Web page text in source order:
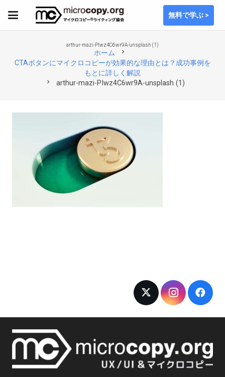
無料で学ぶ >
arthur-mazi-PIwz4C6wr9A-unsplash (1)
ホーム chevron_right
CTAボタンにマイクロコピーが効果的な理由とは？成功事例を
もとに詳しく解説
chevron_right arthur-mazi-PIwz4C6wr9A-unsplash (1)